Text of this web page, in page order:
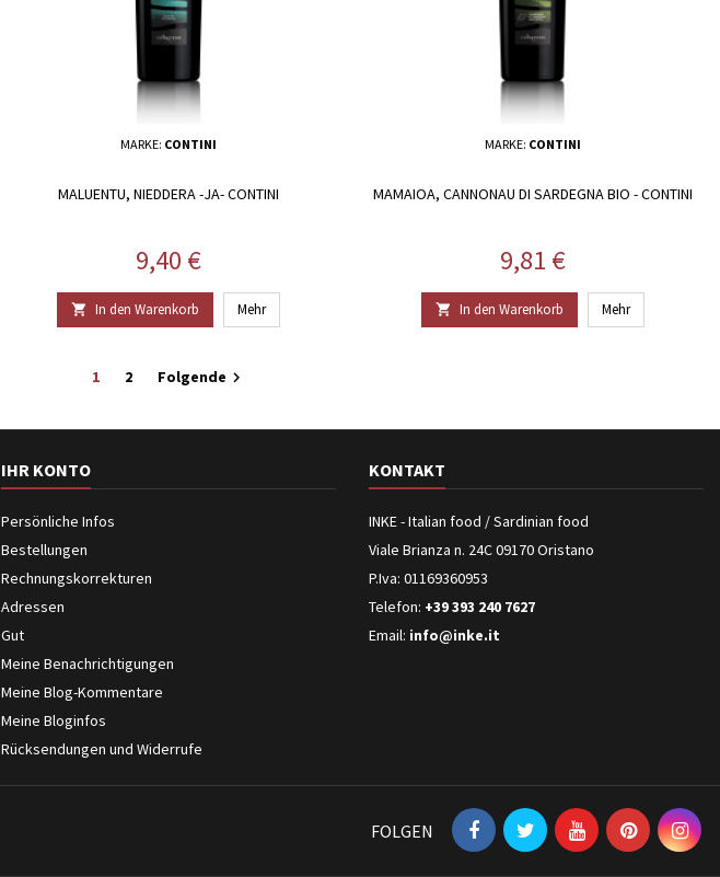
MARKE: CONTINI
MALUENTU, NIEDDERA -JA- CONTINI
Preis
9,40 €
 In den Warenkorb Mehr
MARKE: CONTINI
MAMAIOA, CANNONAU DI SARDEGNA BIO - CONTINI
Preis
9,81 €
 In den Warenkorb Mehr
1 2 Folgende 
IHR KONTO
Persönliche Infos
Bestellungen
Rechnungskorrekturen
Adressen
Gut
Meine Benachrichtigungen
Meine Blog-Kommentare
Meine Bloginfos
Rücksendungen und Widerrufe
KONTAKT
INKE - Italian food / Sardinian food
Viale Brianza n. 24C 09170 Oristano
P.Iva: 01169360953
Telefon: +39 393 240 7627
Email: info@inke.it
FOLGEN